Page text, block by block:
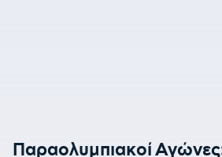
Παραολυμπιακοί